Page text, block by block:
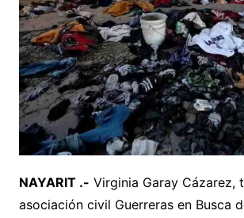
NAYARIT .- Virginia Garay Cázarez,
asociación civil Guerreras en Busca